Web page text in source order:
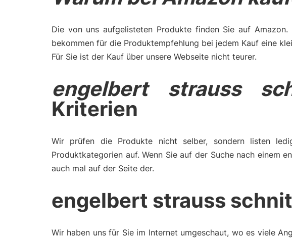
Die von uns aufgelisteten Produkte finden Sie auf
bekommen für die Produktempfehlung bei jedem Kauf eine
Für Sie ist der Kauf über unsere Webseite nicht teurer.
engelbert strauss
Kriterien
Wir prüfen die Produkte nicht selber, sondern listen
Produktkategorien auf. Wenn Sie auf der Suche nach einem
auch mal auf der Seite der.
engelbert strauss
Wir haben uns für Sie im Internet umgeschaut, wo es viele